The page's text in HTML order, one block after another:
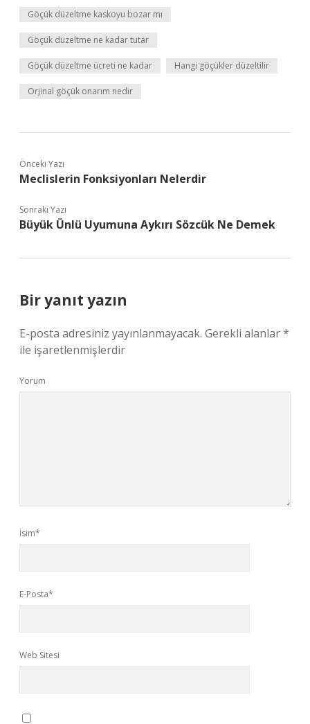
Göçük düzeltme kaskoyu bozar mı
Göçük düzeltme ne kadar tutar
Göçük düzeltme ücreti ne kadar Hangi göçükler düzeltilir
Orjinal göçük onarım nedir
Önceki Yazı
Meclislerin Fonksiyonları Nelerdir
Sonraki Yazı
Büyük Ünlü Uyumuna Aykırı Sözcük Ne Demek
Bir yanıt yazın
E-posta adresiniz yayınlanmayacak. Gerekli alanlar*
ile işaretlenmişlerdir
Yorum
İsim*
E-Posta*
Web Sitesi